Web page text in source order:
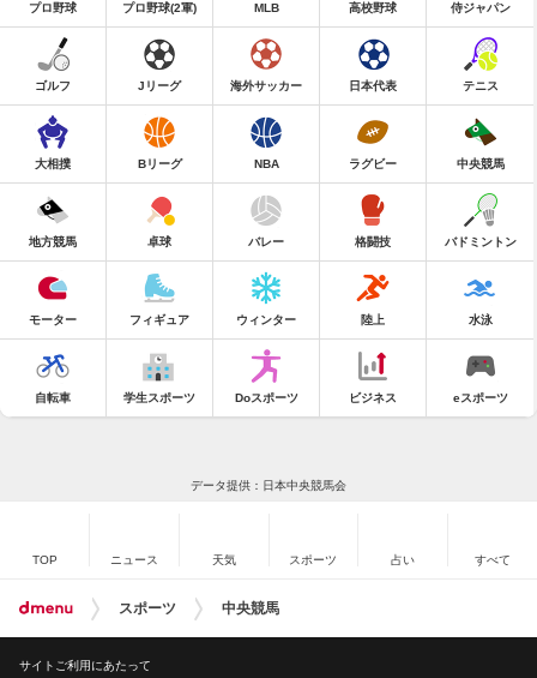
プロ野球 プロ野球(2軍) MLB 高校野球 侍ジャパン
ゴルフ Jリーグ 海外サッカー 日本代表 テニス
大相撲 Bリーグ NBA ラグビー 中央競馬
地方競馬 卓球 バレー 格闘技 バドミントン
モーター フィギュア ウィンター 陸上 水泳
自転車 学生スポーツ Doスポーツ ビジネス eスポーツ
データ提供：日本中央競馬会
TOP ニュース 天気 スポーツ 占い すべて
スポーツ 中央競馬
サイトご利用にあたって